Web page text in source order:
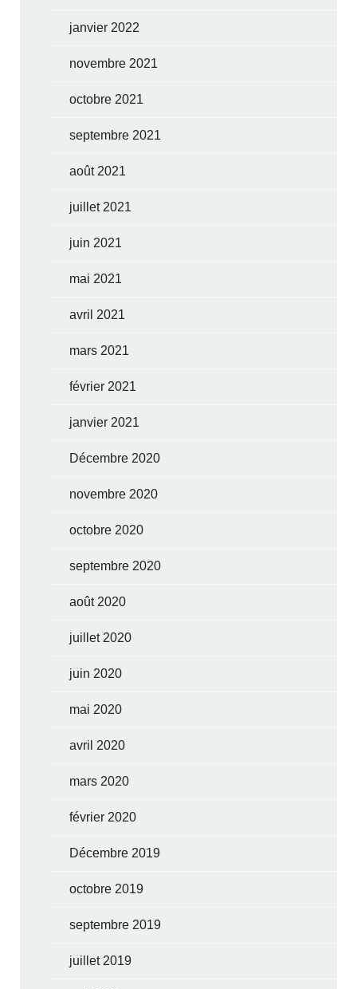
janvier 2022
novembre 2021
octobre 2021
septembre 2021
août 2021
juillet 2021
juin 2021
mai 2021
avril 2021
mars 2021
février 2021
janvier 2021
Décembre 2020
novembre 2020
octobre 2020
septembre 2020
août 2020
juillet 2020
juin 2020
mai 2020
avril 2020
mars 2020
février 2020
Décembre 2019
octobre 2019
septembre 2019
juillet 2019